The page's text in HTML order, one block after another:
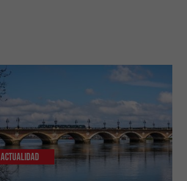
Actualidad